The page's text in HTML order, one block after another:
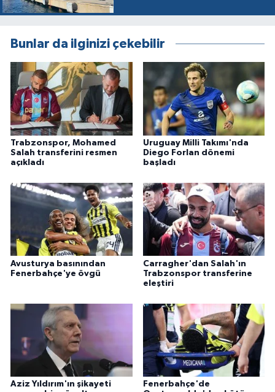
Bunlar da ilginizi çekebilir
Trabzonspor, Mohamed
Salah transferini resmen
açıkladı
Uruguay Milli Takımı'nda
Diego Forlan dönemi
başladı
Avusturya basınından
Fenerbahçe'ye övgü
Carragher'dan Salah'ın
Trabzonspor transferine
eleştiri
Aziz Yıldırım'ın şikayeti
Fenerbahçe'de